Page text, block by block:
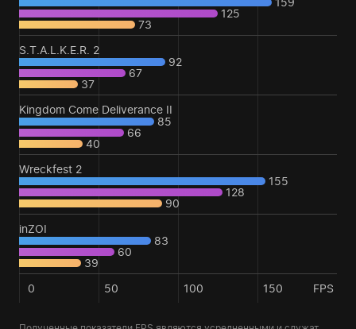
125
73
S.T.A.L.K.E.R. 2
92
67
37
Kingdom Come Deliverance II
85
66
40
Wreckfest 2
155
128
90
inZOI
83
60
39
0
50 100 150 FPS